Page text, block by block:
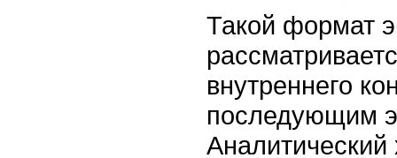
Такой формат
внутреннего
последующим
Аналитический